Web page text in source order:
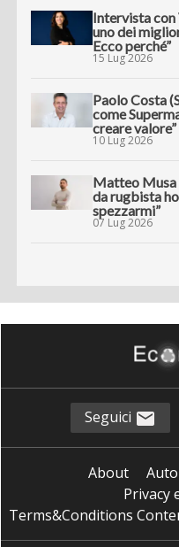
Intervista con
uno dei
Ecco perché”
15 Lug 2026
Paolo Costa
come
creare valore”
10 Lug 2026
Matteo Musa
da rugbista
spezzarmi”
07 Lug 2026
Seguici
About
Privacy
Terms&Conditions